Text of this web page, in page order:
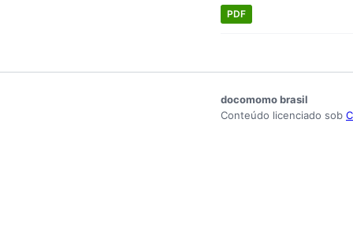
PDF
docomomo brasil
Conteúdo licenciado sob